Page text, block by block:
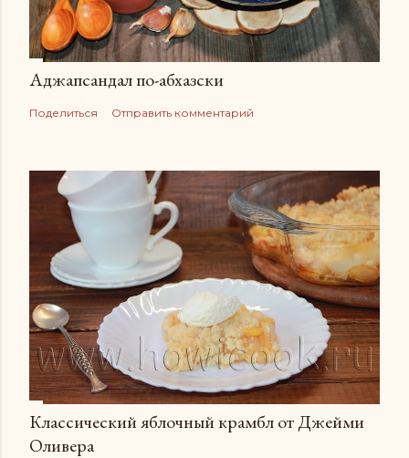
Аджапсандал по-абхазски
Поделиться Отправить комментарий
Классический яблочный крамбл от Джейми
Оливера